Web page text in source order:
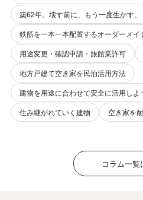
築62年。壊す前に、もう一度生かす。
鉄筋を一本一本配置するオーダーメイ
用途変更・確認申請・旅館業許可
地方戸建て空き家を民泊活用方法
建物を用途に合わせて安全に活用しよ
住み継がれていく建物
空き家を
コラム一覧